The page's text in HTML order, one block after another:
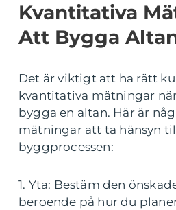
Kvantitativa
Att Bygga
Det är viktigt att ha rätt
kvantitativa mätningar
bygga en altan. Här är
mätningar att ta hänsyn
byggprocessen:
1. Yta: Bestäm den
beroende på hur du